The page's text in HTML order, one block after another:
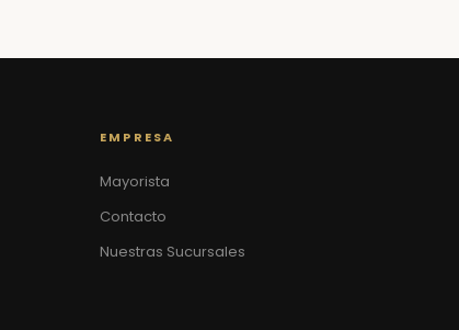
EMPRESA
Mayorista
Contacto
Nuestras Sucursales